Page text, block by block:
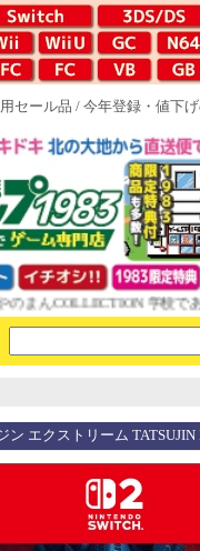
セール品 / 今年登録・値下
COLLECTION 学校であっ
ン エクストリーム